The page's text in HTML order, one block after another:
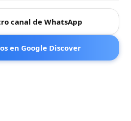
canal de WhatsApp
en Google Discover